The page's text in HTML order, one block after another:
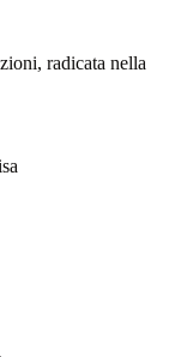
radicata nella